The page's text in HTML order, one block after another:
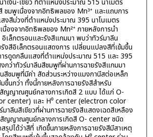
ำเงิน-เขียว ที่ตำแหน่งประมาณ 515 นาเมตร
ชมพูเนื่องจากอิทธิพลของ Mn³⁺ และแถบการ
งสีม่วงที่ตำแหน่งประมาณ 395 นาโนเมตร
องจากอิทธิพลของ Mn²⁺ ภายหลังการนำ
เล็กตรอนและรังสีแกมมา พบว่าทัวร์มาลีน
งสีอิเล็กตรอนแสดงการ เปลี่ยนแปลงสีที่เข้มขึ้น
ารดูดกลืนแสงที่ตำแหน่งประมาณ 515 และ 395
กว่าทัวร์มาลีนสีชมพูที่ผ่านการฉายรังสีแกมมา
สีชมพูที่มีค่า สัดส่วนระหว่างแมงกานีสต่อเหล็ก
ขึ้นกว่า ทั้งนี้ภายหลังการฉายรังสีสำหรับ
ญญาณศูนย์กลางการเกิดสี 2 แบบ ได้แก่ O-
center) และ H⁰ center (electron color
าลีนสีเขียวที่ผ่านการฉายรังสีแสดงเฉดสีเหลือง
สัญญาณศูนย์กลางการเกิดสี O- center ชนิด
รุปได้ว่าสีที่ เกิดขึ้นภายหลังการฉายรังสีมีสาเหตุ